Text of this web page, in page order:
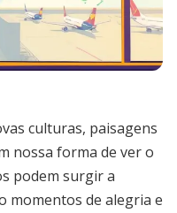
culturas, paisagens
nossa forma de ver o
podem surgir a
momentos de alegria e